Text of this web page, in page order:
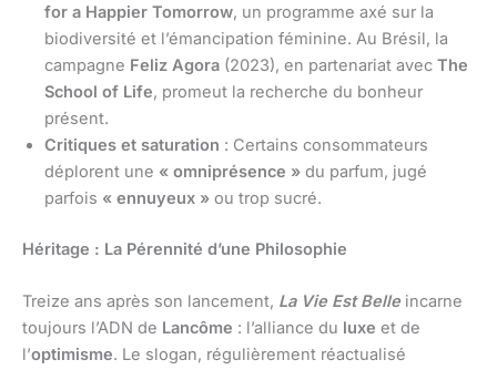
for a Happier Tomorrow, un programme axé sur la
biodiversité et l’émancipation féminine. Au Brésil, la
campagne Feliz Agora (2023), en partenariat avec The
School of Life, promeut la recherche du bonheur
présent.
Critiques et saturation : Certains consommateurs
déplorent une « omniprésence » du parfum, jugé
parfois « ennuyeux » ou trop sucré.
Héritage : La Pérennité d’une Philosophie
Treize ans après son lancement, La Vie Est Belleincarne
toujours l’ADN de Lancôme : l’alliance du luxe et de
l’optimisme. Le slogan, régulièrement réactualisé